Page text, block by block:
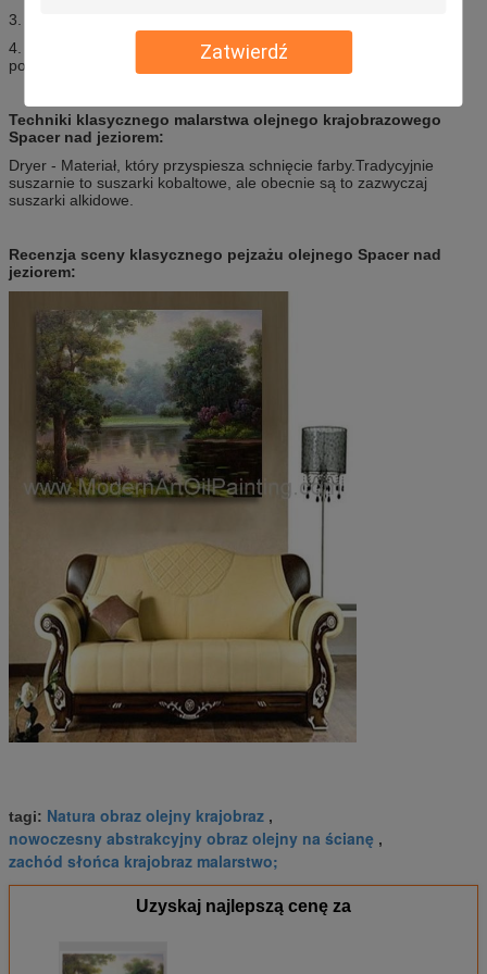
Zatwierdź
3. jest przemyślaną eksploracją uczciwości.
4. Rozwój rzeczywistości obrazowej eksplorowanej za pomocą
portretu.
Techniki klasycznego malarstwa olejnego krajobrazowego
Spacer nad jeziorem:
Dryer - Materiał, który przyspiesza schnięcie farby.Tradycyjnie
suszarnie to suszarki kobaltowe, ale obecnie są to zazwyczaj
suszarki alkidowe.
Recenzja sceny klasycznego pejzażu olejnego Spacer nad
jeziorem:
tagi: Natura obraz olejny krajobraz ,
nowoczesny abstrakcyjny obraz olejny na ścianę ,
zachód słońca krajobraz malarstwo;
Uzyskaj najlepszą cenę za